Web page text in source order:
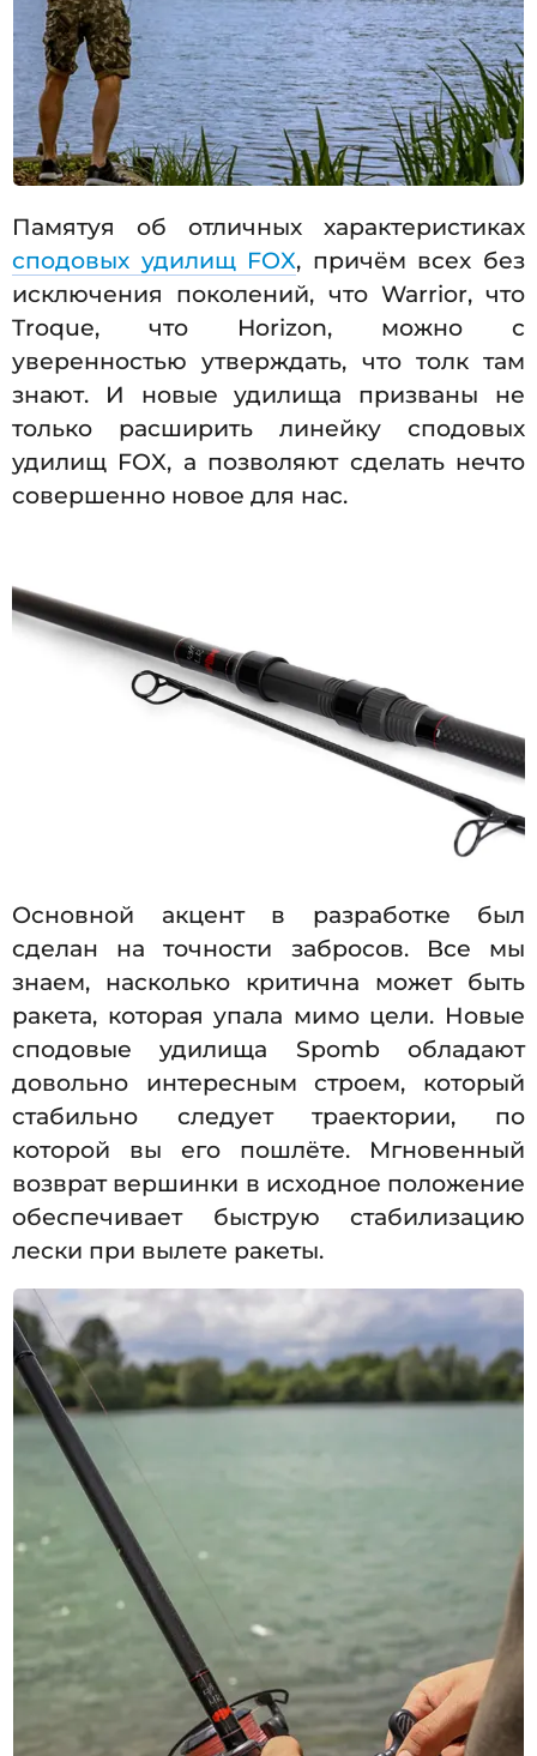
Памятуя об отличных характеристиках
сподовых удилищ FOX, причём всех без
исключения поколений, что Warrior, что
Troque, что Horizon, можно с
уверенностью утверждать, что толк там
знают. И новые удилища призваны не
только расширить линейку сподовых
удилищ FOX, а позволяют сделать нечто
совершенно новое для нас.
Основной акцент в разработке был
сделан на точности забросов. Все мы
знаем, насколько критична может быть
ракета, которая упала мимо цели. Новые
сподовые удилища Spomb обладают
довольно интересным строем, который
стабильно следует траектории, по
которой вы его пошлёте. Мгновенный
возврат вершинки в исходное положение
обеспечивает быструю стабилизацию
лески при вылете ракеты.